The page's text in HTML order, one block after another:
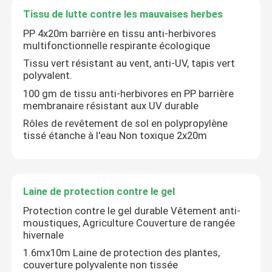
Une serviette de salon jetable
Tissu de lutte contre les mauvaises herbes
Laine de protection contre le gel
Sac de protection des végétaux
Tissu de lutte contre les mauvaises herbes
PP 4x20m barrière en tissu anti-herbivores
multifonctionnelle respirante écologique
Tissu vert résistant au vent, anti-UV, tapis vert
polyvalent.
100 gm de tissu anti-herbivores en PP barrière
membranaire résistant aux UV durable
Rôles de revêtement de sol en polypropylène
tissé étanche à l'eau Non toxique 2x20m
Laine de protection contre le gel
Protection contre le gel durable Vêtement anti-
moustiques, Agriculture Couverture de rangée
hivernale
1.6mx10m Laine de protection des plantes,
couverture polyvalente non tissée